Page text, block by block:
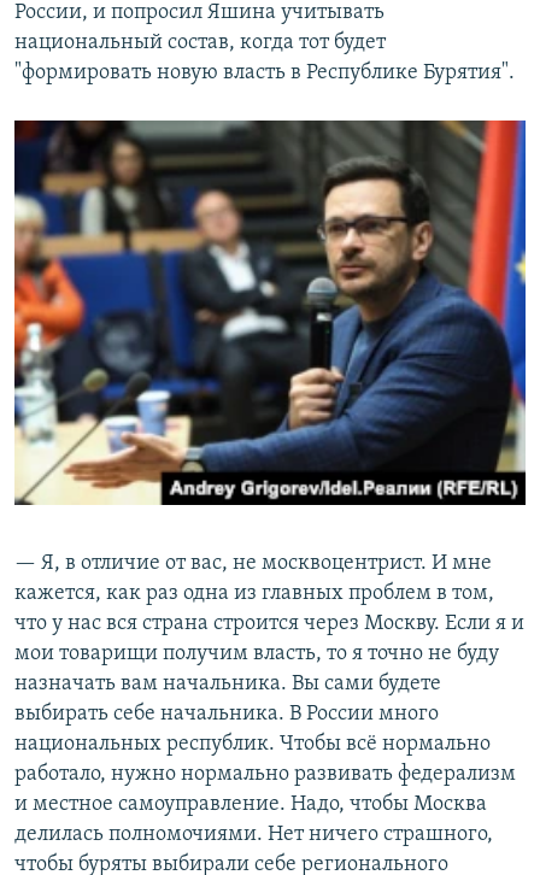
России, и попросил Яшина учитывать
национальный состав, когда тот будет
"формировать новую власть в Республике Бурятия".
— Я, в отличие от вас, не москвоцентрист. И мне
кажется, как раз одна из главных проблем в том,
что у нас вся страна строится через Москву. Если я и
мои товарищи получим власть, то я точно не буду
назначать вам начальника. Вы сами будете
выбирать себе начальника. В России много
национальных республик. Чтобы всё нормально
работало, нужно нормально развивать федерализм
и местное самоуправление. Надо, чтобы Москва
делилась полномочиями. Нет ничего страшного,
чтобы буряты выбирали себе регионального